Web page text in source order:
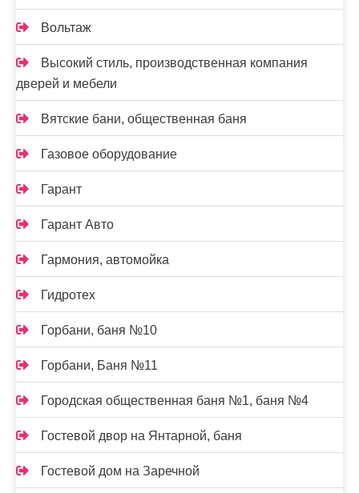
Вольтаж
Высокий стиль, производственная компания
дверей и мебели
Вятские бани, общественная баня
Газовое оборудование
Гарант
Гарант Авто
Гармония, автомойка
Гидротех
Горбани, баня №10
Горбани, Баня №11
Городская общественная баня №1, баня №4
Гостевой двор на Янтарной, баня
Гостевой дом на Заречной